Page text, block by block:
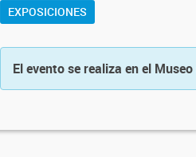
EXPOSICIONES
El evento se realiza en el